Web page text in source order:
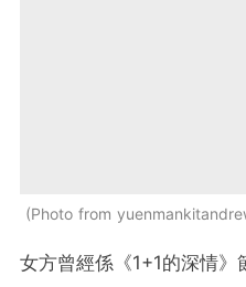
Photo from
女方曾經係《1+1的深情